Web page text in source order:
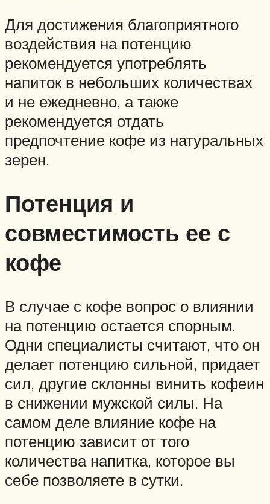
Для достижения благоприятного
воздействия на потенцию
рекомендуется употреблять
напиток в небольших количествах
и не ежедневно, а также
рекомендуется отдать
предпочтение кофе из натуральных
зерен.
Потенция и
совместимость ее с
кофе
В случае с кофе вопрос о влиянии
на потенцию остается спорным.
Одни специалисты считают, что он
делает потенцию сильной, придает
сил, другие склонны винить кофеин
в снижении мужской силы. На
самом деле влияние кофе на
потенцию зависит от того
количества напитка, которое вы
себе позволяете в сутки.